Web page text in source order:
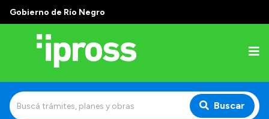
Gobierno de Río Negro
Buscar